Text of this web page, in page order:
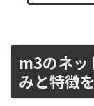
m3のネッ
みと特徴